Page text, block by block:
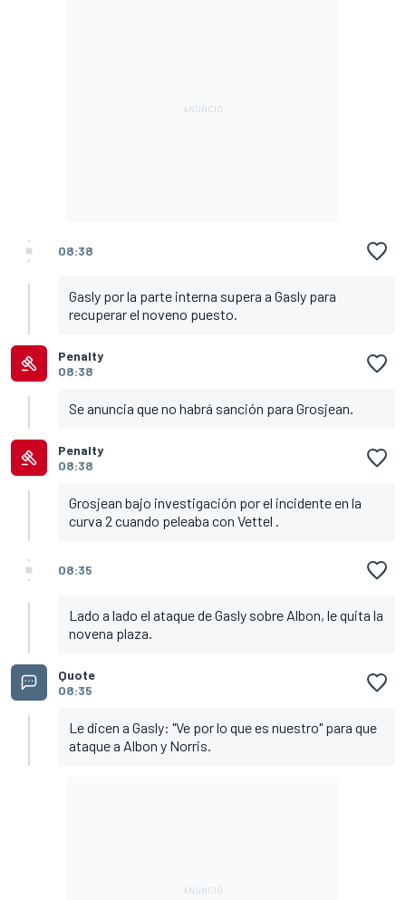
08:38
Gasly por la parte interna supera a Gasly para
recuperar el noveno puesto.
Penalty
08:38
Se anuncia que no habrá sanción para Grosjean.
Penalty
08:38
Grosjean bajo investigación por el incidente en la
curva 2 cuando peleaba con Vettel .
08:35
Lado a lado el ataque de Gasly sobre Albon, le quita la
novena plaza.
Quote
08:35
Le dicen a Gasly: "Ve por lo que es nuestro" para que
ataque a Albon y Norris.